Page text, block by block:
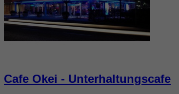
Cafe Okei - Unterhaltungscafe